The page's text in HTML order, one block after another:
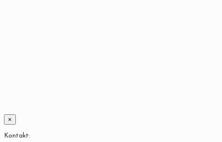
×
Kontakt: